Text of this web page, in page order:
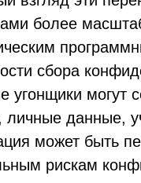
более
сбора
угонщики могут
личные данные,
может быть
рискам